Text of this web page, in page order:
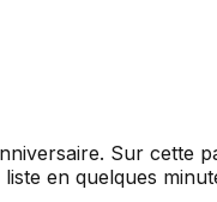
Sur cette
en quelques